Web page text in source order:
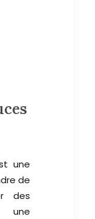
une
de
des
une